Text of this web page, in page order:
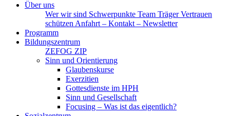
Über uns
Wer wir sind Schwerpunkte Team TrägerVertrauen
schützen Anfahrt – Kontakt – Newsletter
Programm
Bildungszentrum
ZEFOG ZIP
Sinn und Orientierung
Glaubenskurse
Exerzitien
Gottesdienste im HPH
Sinn und Gesellschaft
Focusing – Was ist das eigentlich?